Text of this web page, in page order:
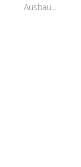
Ausbau...